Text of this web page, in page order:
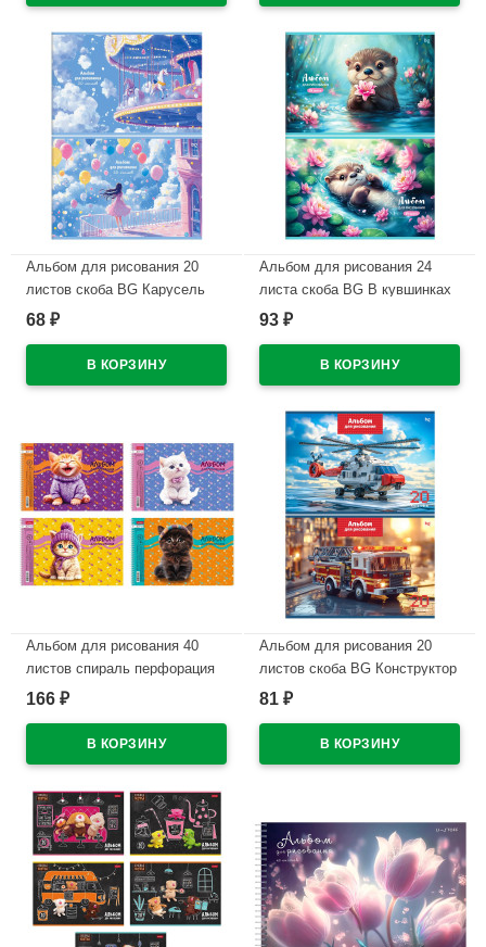
Альбом для рисования 20
листов скоба BG Карусель
мечты эконом ассорти
68 ₽
Альбом для рисования 24
листа скоба BG В кувшинках
ассорти арт.АР4ск24 08607
93 ₽
Альбом для рисования 40
листов спираль перфорация
на отрыв Hatber Мы-котики!
166 ₽
Альбом для рисования 20
листов скоба BG Конструктор
ассорти арт.АР4ск20 08595
81 ₽